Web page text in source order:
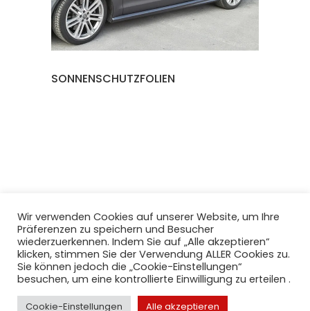
SONNENSCHUTZFOLIEN
Wir verwenden Cookies auf unserer Website, um Ihre
Präferenzen zu speichern und Besucher
wiederzuerkennen. Indem Sie auf „Alle akzeptieren“
klicken, stimmen Sie der Verwendung ALLER Cookies zu.
Sie können jedoch die „Cookie-Einstellungen“
besuchen, um eine kontrollierte Einwilligung zu erteilen .
Cookie-Einstellungen Alle akzeptieren